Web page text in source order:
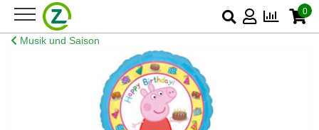
0
Musik und Saison